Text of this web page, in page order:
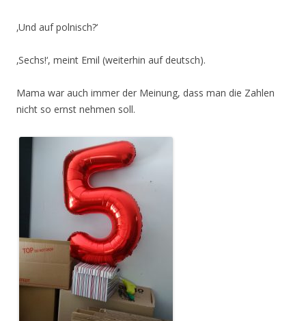
‚Und auf polnisch?‘
‚Sechs!‘, meint Emil (weiterhin auf deutsch).
Mama war auch immer der Meinung, dass man die Zahlen
nicht so ernst nehmen soll.